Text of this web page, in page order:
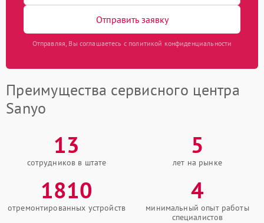
Отправить заявку
Отправляя, Вы соглашаетесь с политикой конфиденциальности
Преимущества сервисного центра
Sanyo
13
сотрудников в штате
5
лет на рынке
1810
отремонтированных устройств
4
минимальный опыт работы
специалистов